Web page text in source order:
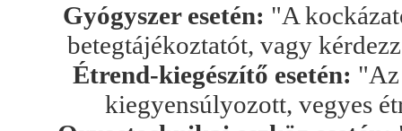
Gyógyszer esetén: "A
betegtájékoztatót, vagy
Étrend-kiegészítő esetén: "Az
kiegyensúlyozott, vegyes